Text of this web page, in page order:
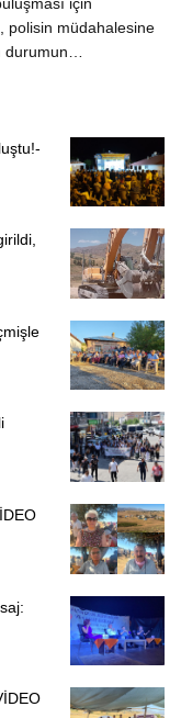
polisin müdahalesine
durumun…